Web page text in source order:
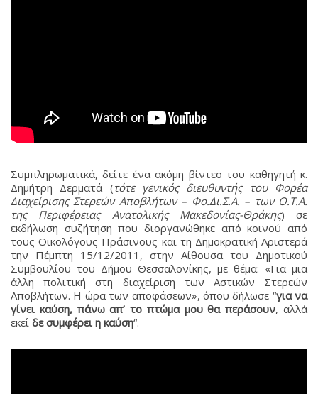
Συμπληρωματικά, δείτε ένα ακόμη βίντεο του καθηγητή κ.
Δημήτρη Δερματά (τότε γενικός διευθυντής του Φορέα
Διαχείρισης Στερεών Αποβλήτων – Φο.Δι.Σ.Α. – των Ο.Τ.Α.
της Περιφέρειας Ανατολικής Μακεδονίας-Θράκης) σε
εκδήλωση συζήτηση που διοργανώθηκε από κοινού από
τους Οικολόγους Πράσινους και τη Δημοκρατική Αριστερά
την Πέμπτη 15/12/2011, στην Αίθουσα του Δημοτικού
Συμβουλίου του Δήμου Θεσσαλονίκης, με θέμα: «Για μια
άλλη πολιτική στη διαχείριση των Αστικών Στερεών
Αποβλήτων. Η ώρα των αποφάσεων», όπου δήλωσε “για να
γίνει καύση, πάνω απ’ το πτώμα μου θα περάσουν, αλλά
εκεί δε συμφέρει η καύση“.